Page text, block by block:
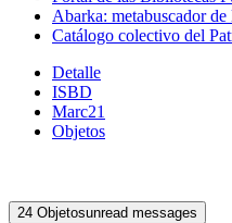
Abarka: metabuscador
Catálogo colectivo del
Detalle
ISBD
Marc21
Objetos
24 Objetosunread messages